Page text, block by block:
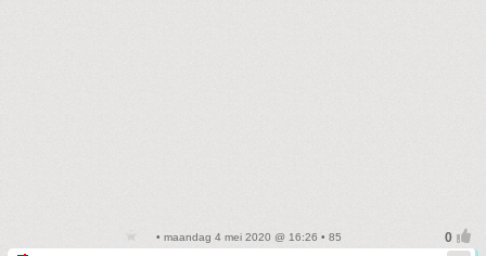
• maandag 4 mei 2020 @ 16:26 • 85